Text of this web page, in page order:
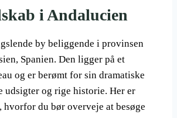
i Andalucien
by beliggende i provinsen
Spanien. Den ligger på et
og er berømt for sin dramatiske
udsigter og rige historie. Her er
du bør overveje at besøge